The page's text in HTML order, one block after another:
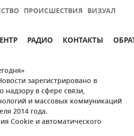
ПРОИСШЕСТВИЯ ВИЗУАЛ
РАДИО КОНТАКТЫ
зарегистрировано в
надзору в сфере связи,
и массовых коммуникаций
2014 года.
Cookie и автоматического